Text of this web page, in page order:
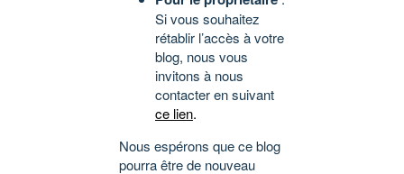
Si vous souhaitez
rétablir l’accès à votre
blog, nous vous
invitons à nous
contacter en suivant
ce lien.
Nous espérons que ce blog
pourra être de nouveau